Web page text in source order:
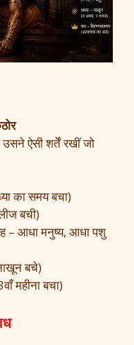
ऐसी शर्तें रखीं जो
का समय बचा)
बची)
– आधा मनुष्य, आधा पशु
बचे)
महीना बचा)